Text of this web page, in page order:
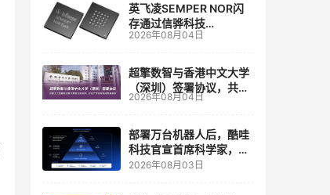
英飞凌SEMPER NOR闪
存通过信骅科技
AST2700 BMC认证，全
管理
2026年08月04日
超擎数智与香港中文大学
（深圳）签署协议，共建
人工智能和边缘计算联合
2026年08月04日
部署万台机器人后，酷哇
科技官宣首席科学家，要
让世界模型交付生产力
2026年08月03日